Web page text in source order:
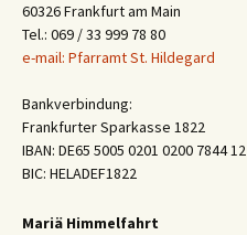
60326 Frankfurt am Main
Tel.: 069 / 33 999 78 80
e-mail: Pfarramt St. Hildegard
Bankverbindung:
Frankfurter Sparkasse 1822
IBAN: DE65 5005 0201 0200 7844 12
BIC: HELADEF1822
Mariä Himmelfahrt